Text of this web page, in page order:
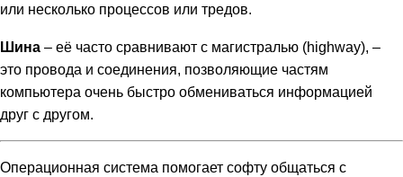
или несколько процессов или тредов.
Шина – её часто сравнивают с магистралью (highway), –
это провода и соединения, позволяющие частям
компьютера очень быстро обмениваться информацией
друг с другом.
Операционная система помогает софту общаться с